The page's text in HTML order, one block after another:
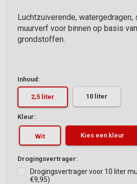
Luchtzuiverende, watergedragen,
muurverf voor binnen op basis
grondstoffen.
Inhoud:
2,5 liter 10 liter
Kleur:
Wit Kies een kleur
Drogingsvertrager:
Drogingsvertrager voor 10 liter
€9,95)